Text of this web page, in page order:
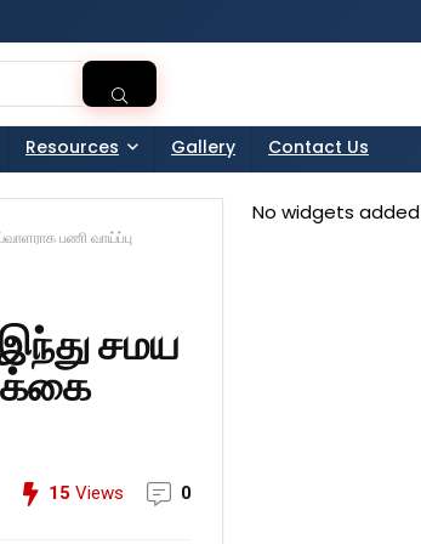
Resources Gallery Contact Us
பணி வாய்ப்பு
இந்து சமய
15 Views 0
No widgets added
Free Demo " Button in the sidebarr